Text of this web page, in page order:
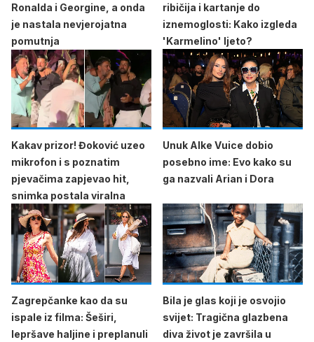
Ronalda i Georgine, a onda
je nastala nevjerojatna
pomutnja
ribičija i kartanje do
iznemoglosti: Kako izgleda
'Karmelino' ljeto?
Kakav prizor! Đoković uzeo
mikrofon i s poznatim
pjevačima zapjevao hit,
snimka postala viralna
Unuk Alke Vuice dobio
posebno ime: Evo kako su
ga nazvali Arian i Dora
Zagrepčanke kao da su
ispale iz filma: Šeširi,
lepršave haljine i preplanuli
Bila je glas koji je osvojio
svijet: Tragična glazbena
diva život je završila u